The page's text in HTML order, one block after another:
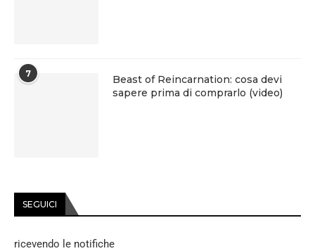
7
Beast of Reincarnation: cosa devi
sapere prima di comprarlo (video)
SEGUICI
ricevendo le notifiche